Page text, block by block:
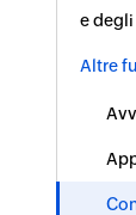
e
Altre